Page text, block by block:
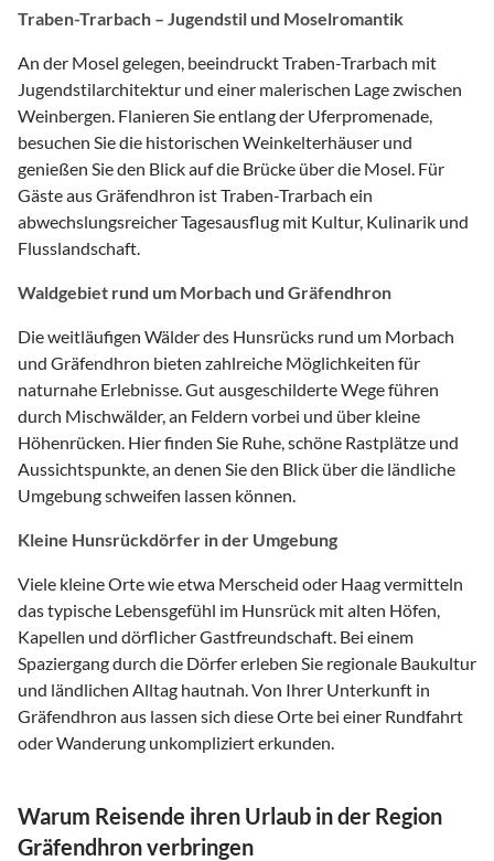
Traben-Trarbach – Jugendstil und Moselromantik
An der Mosel gelegen, beeindruckt Traben-Trarbach mit
Jugendstilarchitektur und einer malerischen Lage zwischen
Weinbergen. Flanieren Sie entlang der Uferpromenade,
besuchen Sie die historischen Weinkelterhäuser und
genießen Sie den Blick auf die Brücke über die Mosel. Für
Gäste aus Gräfendhron ist Traben-Trarbach ein
abwechslungsreicher Tagesausflug mit Kultur, Kulinarik und
Flusslandschaft.
Waldgebiet rund um Morbach und Gräfendhron
Die weitläufigen Wälder des Hunsrücks rund um Morbach
und Gräfendhron bieten zahlreiche Möglichkeiten für
naturnahe Erlebnisse. Gut ausgeschilderte Wege führen
durch Mischwälder, an Feldern vorbei und über kleine
Höhenrücken. Hier finden Sie Ruhe, schöne Rastplätze und
Aussichtspunkte, an denen Sie den Blick über die ländliche
Umgebung schweifen lassen können.
Kleine Hunsrückdörfer in der Umgebung
Viele kleine Orte wie etwa Merscheid oder Haag vermitteln
das typische Lebensgefühl im Hunsrück mit alten Höfen,
Kapellen und dörflicher Gastfreundschaft. Bei einem
Spaziergang durch die Dörfer erleben Sie regionale Baukultur
und ländlichen Alltag hautnah. Von Ihrer Unterkunft in
Gräfendhron aus lassen sich diese Orte bei einer Rundfahrt
oder Wanderung unkompliziert erkunden.
Warum Reisende ihren Urlaub in der Region
Gräfendhron verbringen